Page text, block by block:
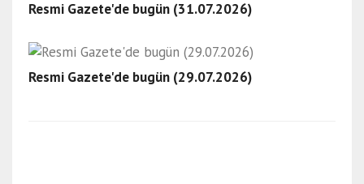
Resmi Gazete'de bugün (31.07.2026)
Resmi Gazete'de bugün (29.07.2026)